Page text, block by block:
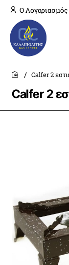
O
Calfer 2
home
Calfer 2